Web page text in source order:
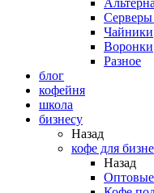
Серверы
Чайники
Воронки
Разное
блог
кофейня
школа
бизнесу
Назад
кофе для
Назад
Оптовые